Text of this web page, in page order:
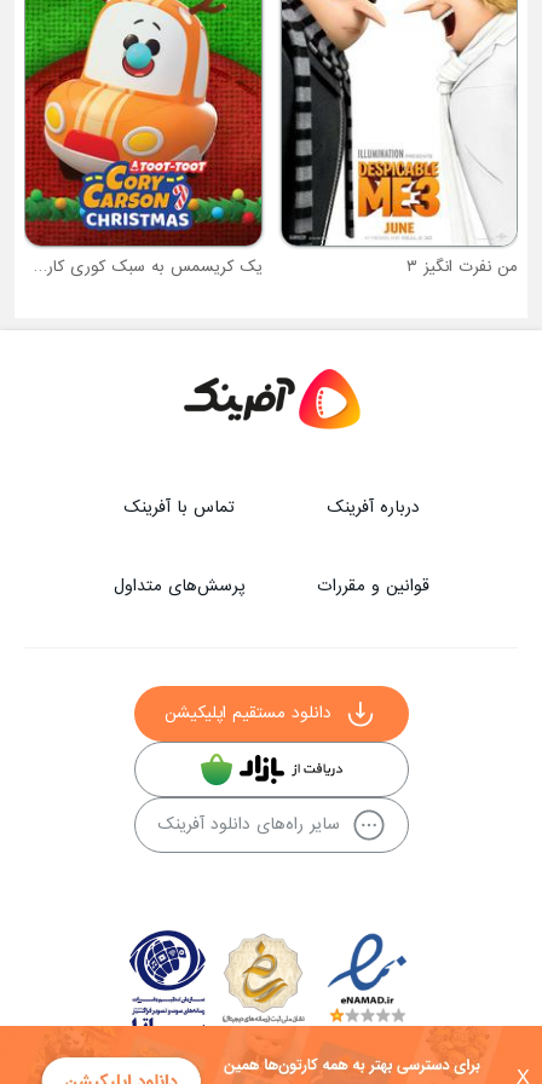
من نفرت انگیز ۳ یک کریسمس به سبک کوری کارسون!
درباره آفرینک تماس با آفرینک
قوانین و مقررات پرسش‌های متداول
دانلود مستقیم اپلیکیشن
سایر راه‌های دانلود آفرینک